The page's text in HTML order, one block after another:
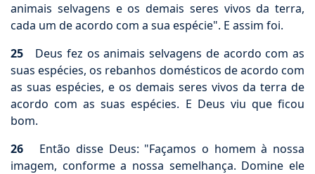
animais selvagens e os demais seres vivos da terra,
cada um de acordo com a sua espécie". E assim foi.
25 Deus fez os animais selvagens de acordo com as
suas espécies, os rebanhos domésticos de acordo com
as suas espécies, e os demais seres vivos da terra de
acordo com as suas espécies. E Deus viu que ficou
bom.
26 Então disse Deus: "Façamos o homem à nossa
imagem, conforme a nossa semelhança. Domine ele